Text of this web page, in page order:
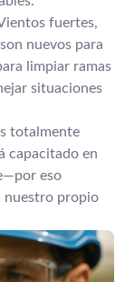
fuertes,
nuevos para
limpiar ramas
situaciones
totalmente
capacitado en
eso
nuestro propio